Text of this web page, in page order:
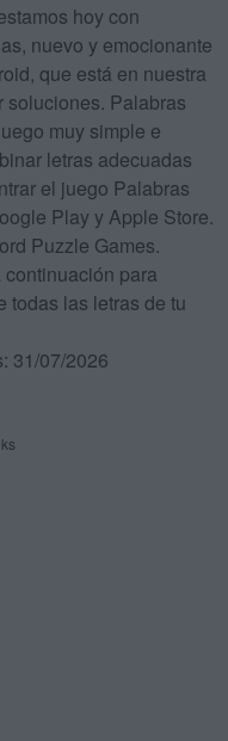
hoy con
nuevo y emocionante
que está en nuestra
soluciones. Palabras
muy simple e
letras adecuadas
el juego Palabras
Play y Apple Store.
Puzzle Games.
para
todas las letras de tu
31/07/2026